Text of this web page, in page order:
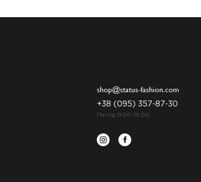
shop@status-fashion.com
+38 (095) 357-87-30
Пн-Нд 11:00-19:00